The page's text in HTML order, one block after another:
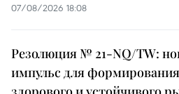
07/08/2026 18:08
Резолюция № 21-NQ/TW:
импульс для формирования